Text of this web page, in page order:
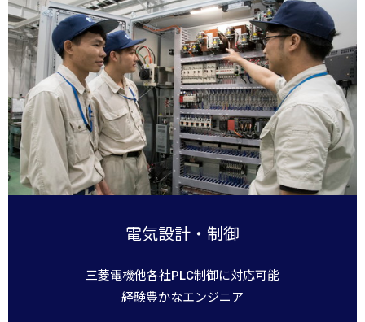
電気設計・制御
三菱電機他各社PLC制御に対応可能
経験豊かなエンジニア